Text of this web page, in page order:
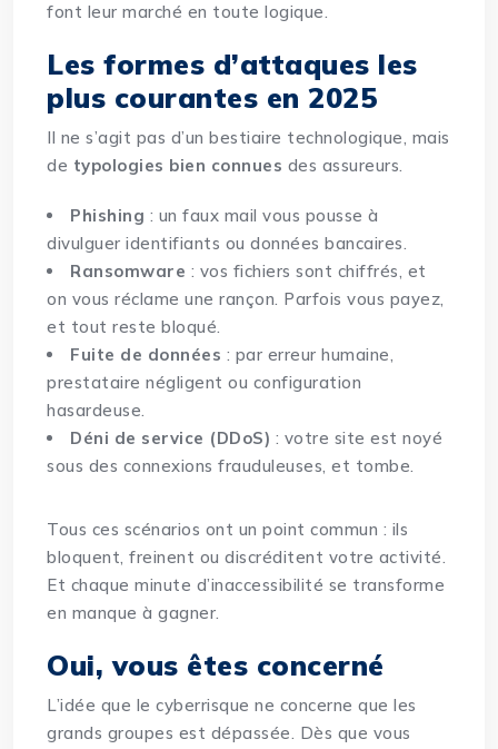
font leur marché en toute logique.
Les formes d’attaques les
plus courantes en 2025
Il ne s’agit pas d’un bestiaire technologique, mais
de typologies bien connues des assureurs.
Phishing : un faux mail vous pousse à
divulguer identifiants ou données bancaires.
Ransomware : vos fichiers sont chiffrés, et
on vous réclame une rançon. Parfois vous payez,
et tout reste bloqué.
Fuite de données : par erreur humaine,
prestataire négligent ou configuration
hasardeuse.
Déni de service (DDoS) : votre site est noyé
sous des connexions frauduleuses, et tombe.
Tous ces scénarios ont un point commun : ils
bloquent, freinent ou discréditent votre activité.
Et chaque minute d’inaccessibilité se transforme
en manque à gagner.
Oui, vous êtes concerné
L’idée que le cyberrisque ne concerne que les
grands groupes est dépassée. Dès que vous